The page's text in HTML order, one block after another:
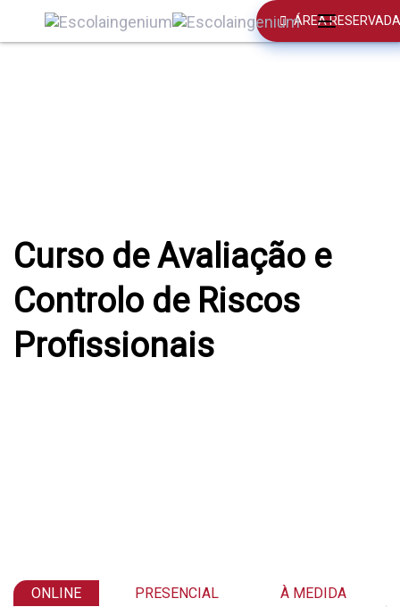
Toggle
navigation
ÁREA RESERVADA
Curso de Avaliação e
Controlo de Riscos
Profissionais
ONLINE PRESENCIAL À MEDIDA